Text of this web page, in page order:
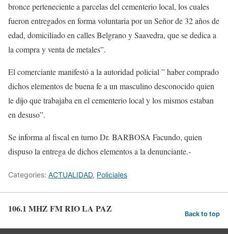
bronce perteneciente a parcelas del cementerio local, los cuales
fueron entregados en forma voluntaria por un Señor de 32 años de
edad, domiciliado en calles Belgrano y Saavedra, que se dedica a
la compra y venta de metales”.
El comerciante manifestó a la autoridad policial ” haber comprado
dichos elementos de buena fe a un masculino desconocido quien
le dijo que trabajaba en el cementerio local y los mismos estaban
en desuso”.
Se informa al fiscal en turno Dr. BARBOSA Facundo, quien
dispuso la entrega de dichos elementos a la denunciante.-
Categories: ACTUALIDAD, Policiales
106.1 MHZ FM RIO LA PAZ Back to top